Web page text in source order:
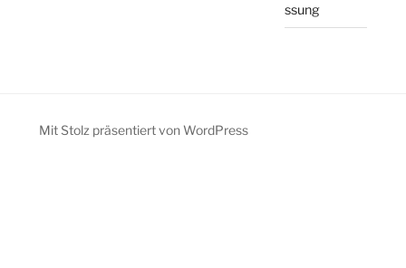
ssung
Mit Stolz präsentiert von WordPress